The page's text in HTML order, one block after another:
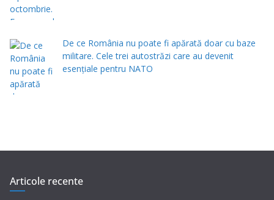
De ce România nu poate fi apărată doar cu baze
militare. Cele trei autostrăzi care au devenit
esențiale pentru NATO
Articole recente